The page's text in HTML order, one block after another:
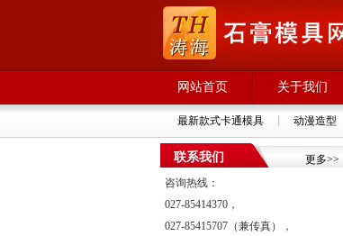
网站首页 关于我们
最新款式卡通模具 动漫造型
更多>>
联系我们
咨询热线：
027-85414370，
027-85415707（兼传真），